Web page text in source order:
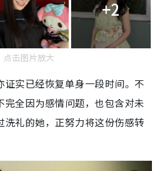
+2
点击图片放大
证实已经恢复单身一段时间。不
完全因为感情问题，也包含对未
洗礼的她，正努力将这份伤感转